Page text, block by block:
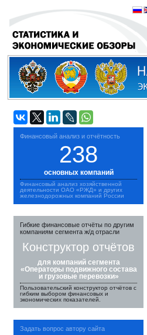
Финансовый анализ и отчётность
238
основных компаний
Финансовый анализ хозяйственной
деятельности ОАО «РЖД» и других
железнодорожных компаний России
Гибкие финансовые отчёты по другим
компаниям сегмента ж/д отрасли
Конструктор отчётов
для компаний сегмента
«Операторы подвижного состава
и грузовые перевозки»
Пользовательский конструктор отчётов с
гибким выбором финансовых и
экономических показателей.
Задать вопрос автору сайта